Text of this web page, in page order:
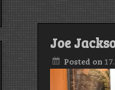
Joe
Posted on